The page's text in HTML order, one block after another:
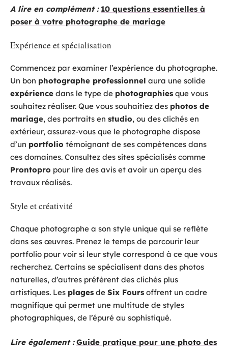
A lire en complément : 10 questions essentielles à
poser à votre photographe de mariage
Expérience et spécialisation
Commencez par examiner l’expérience du photographe.
Un bon photographe professionnel aura une solide
expérience dans le type de photographies que vous
souhaitez réaliser. Que vous souhaitiez des photos de
mariage, des portraits en studio, ou des clichés en
extérieur, assurez-vous que le photographe dispose
d’un portfolio témoignant de ses compétences dans
ces domaines. Consultez des sites spécialisés comme
Prontopro pour lire des avis et avoir un aperçu des
travaux réalisés.
Style et créativité
Chaque photographe a son style unique qui se reflète
dans ses œuvres. Prenez le temps de parcourir leur
portfolio pour voir si leur style correspond à ce que vous
recherchez. Certains se spécialisent dans des photos
naturelles, d’autres préfèrent des clichés plus
artistiques. Les plages de Six Fours offrent un cadre
magnifique qui permet une multitude de styles
photographiques, de l’épuré au sophistiqué.
Lire également : Guide pratique pour une photo des